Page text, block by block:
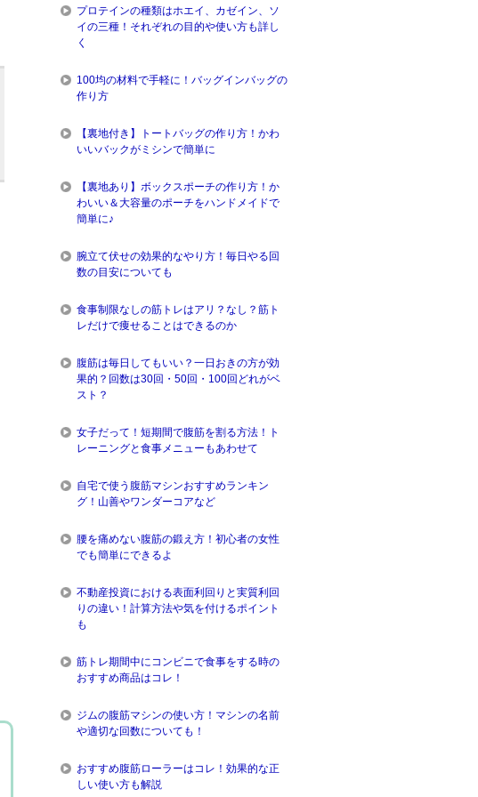
プロテインの種類はホエイ、カゼイン、ソ
イの三種！それぞれの目的や使い方も詳し
く
100均の材料で手軽に！バッグインバッグの
作り方
【裏地付き】トートバッグの作り方！かわ
いいバックがミシンで簡単に
【裏地あり】ボックスポーチの作り方！か
わいい＆大容量のポーチをハンドメイドで
簡単に♪
腕立て伏せの効果的なやり方！毎日やる回
数の目安についても
食事制限なしの筋トレはアリ？なし？筋ト
レだけで痩せることはできるのか
腹筋は毎日してもいい？一日おきの方が効
果的？回数は30回・50回・100回どれがベ
スト？
女子だって！短期間で腹筋を割る方法！ト
レーニングと食事メニューもあわせて
自宅で使う腹筋マシンおすすめランキン
グ！山善やワンダーコアなど
腰を痛めない腹筋の鍛え方！初心者の女性
でも簡単にできるよ
不動産投資における表面利回りと実質利回
りの違い！計算方法や気を付けるポイント
も
筋トレ期間中にコンビニで食事をする時の
おすすめ商品はコレ！
ジムの腹筋マシンの使い方！マシンの名前
や適切な回数についても！
おすすめ腹筋ローラーはコレ！効果的な正
しい使い方も解説